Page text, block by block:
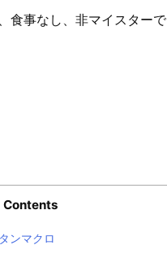
食事なし、非マイスターで
Contents
ンマクロ